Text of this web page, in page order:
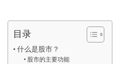
目录
什么是股市？
股市的主要功能